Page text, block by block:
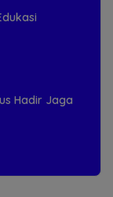
Hadir Jaga